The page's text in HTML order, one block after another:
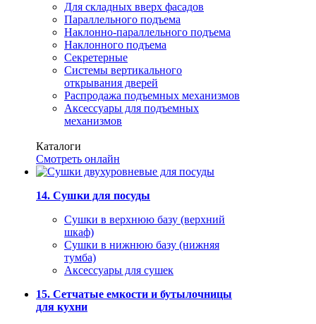
Для складных вверх фасадов
Параллельного подъема
Наклонно-параллельного подъема
Наклонного подъема
Секретерные
Системы вертикального
открывания дверей
Распродажа подъемных механизмов
Аксессуары для подъемных
механизмов
Каталоги
Смотреть онлайн
14. Сушки для посуды
Сушки в верхнюю базу (верхний
шкаф)
Сушки в нижнюю базу (нижняя
тумба)
Аксессуары для сушек
15. Сетчатые емкости и бутылочницы
для кухни